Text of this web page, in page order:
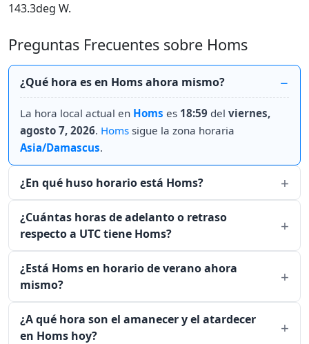
143.3deg W.
Preguntas Frecuentes sobre Homs
¿Qué hora es en Homs ahora mismo?
La hora local actual en Homs es 18:59 del viernes,
agosto 7, 2026. Homs sigue la zona horaria
Asia/Damascus.
¿En qué huso horario está Homs?
¿Cuántas horas de adelanto o retraso
respecto a UTC tiene Homs?
¿Está Homs en horario de verano ahora
mismo?
¿A qué hora son el amanecer y el atardecer
en Homs hoy?